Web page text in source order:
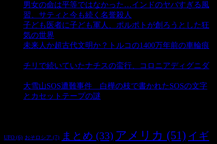
男女の命は平等ではなかった…インドのヤバすぎる風
習、サティと今も続く名誉殺人
子ども医者に子ども軍人、ポルポトが創ろうとした狂
気の世界
未来人か超古代文明か？トルコの1400万年前の車輪痕
チリで続いていたナチスの蛮行、コロニアディグニダ
大雪山SOS遭難事件 白樺の枝で書かれたSOSの文字
とカセットテープの謎
UFO (6) おそロシア (7) まとめ (33) アメリカ (51) イギ